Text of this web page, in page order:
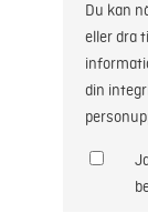
Du kan
eller dra
din